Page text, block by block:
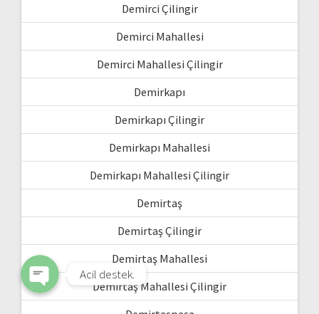
Demirci Çilingir
Demirci Mahallesi
Demirci Mahallesi Çilingir
Demirkapı
Demirkapı Çilingir
Demirkapı Mahallesi
Demirkapı Mahallesi Çilingir
Demirtaş
Demirtaş Çilingir
Demirtaş Mahallesi
Demirtaş Mahallesi Çilingir
WhatsApp
Acil destek.